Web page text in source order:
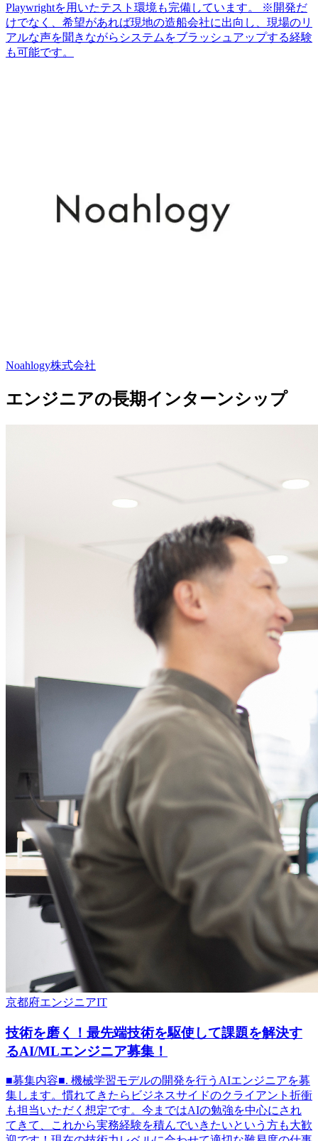
Playwrightを用いたテスト環境も完備しています。 ※開発だ
けでなく、希望があれば現地の造船会社に出向し、現場のリ
アルな声を聞きながらシステムをブラッシュアップする経験
も可能です。
Noahlogy株式会社
エンジニアの長期インターンシップ
京都府エンジニアIT
技術を磨く！最先端技術を駆使して課題を解決す
るAI/MLエンジニア募集！
■募集内容■. 機械学習モデルの開発を行うAIエンジニアを募
集します。慣れてきたらビジネスサイドのクライアント折衝
も担当いただく想定です。今まではAIの勉強を中心にされ
てきて、これから実務経験を積んでいきたいという方も大歓